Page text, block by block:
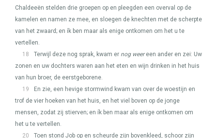
Chaldeeën stelden drie groepen op en pleegden een overval op de
kamelen en namen ze mee, en sloegen de knechten met de scherpte
van het zwaard; en ík ben maar als enige ontkomen om het u te
vertellen.
18
Terwijl deze nog sprak, kwam er nog weereen ander en zei: Uw
zonen en uw dochters waren aan het eten en wijn drinken in het huis
van hun broer, de eerstgeborene.
19
En zie, een hevige stormwind kwam van over de woestijn en
trof de vier hoeken van het huis, en het viel boven op de jonge
mensen, zodat zij stierven; en ík ben maar als enige ontkomen om
het u te vertellen.
20
Toen stond Job op en scheurde zijn bovenkleed, schoor zijn